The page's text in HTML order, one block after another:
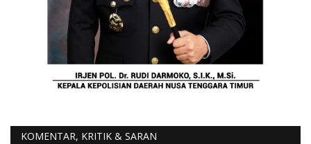
KOMENTAR, KRITIK & SARAN